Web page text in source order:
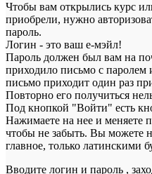
Чтобы вам открылись курс
приобрели, нужно
пароль.
Логин - это ваш е-мэйл!
Пароль должен был вам на
приходило письмо с
письмо приходит один раз
Повторно его получиться
Под кнопкой "Войти" есть
Нажимаете на нее и меняете
чтобы не забыть. Вы можете
главное, только латинскими
Вводите логин и пароль ,